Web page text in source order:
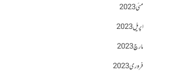
مئی 2023
اپریل 2023
مارچ 2023
فروری 2023